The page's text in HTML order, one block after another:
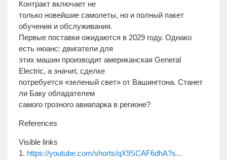
Контракт включает не
только новейшие самолеты, но и полный пакет
обучения и обслуживания.
Первые поставки ожидаются в 2029 году. Однако
есть нюанс: двигатели для
этих машин производит американская General
Electric, а значит, сделке
потребуется «зеленый свет» от Вашингтона. Станет
ли Баку обладателем
самого грозного авиапарка в регионе?
References
Visible links
1. https://youtube.com/shorts/qX9SCAF6dhA?s...